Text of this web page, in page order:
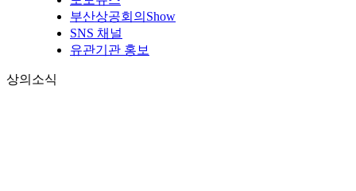
부산상공회의Show
SNS 채널
유관기관 홍보
상의소식